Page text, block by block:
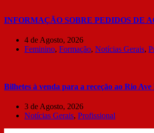
INFORMAÇÃO SOBRE PEDIDOS DE
4 de Agosto, 2026
Feminino, Formação, Notícias Gerais,
Bilhetes à venda para a receção ao Rio Ave
3 de Agosto, 2026
Notícias Gerais, Profissional